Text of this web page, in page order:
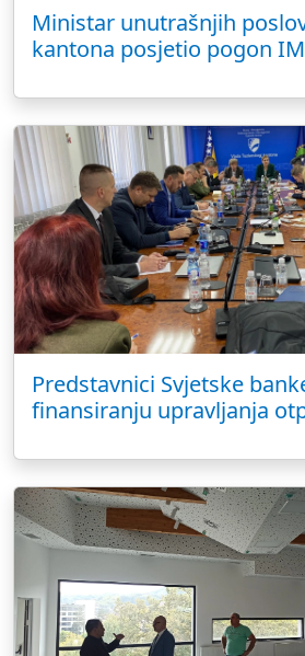
Ministar unutrašnjih
kantona posjetio pogon
Predstavnici Svjetske
finansiranju upravljanja